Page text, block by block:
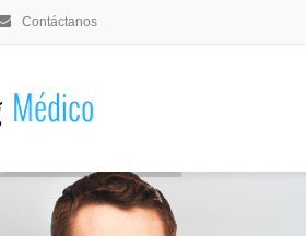
Contáctanos